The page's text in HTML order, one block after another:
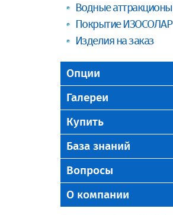
Водные аттракционы
Покрытие ИЗОСОЛАР
Изделия на заказ
Опции
Галереи
Купить
База знаний
Вопросы
О компании